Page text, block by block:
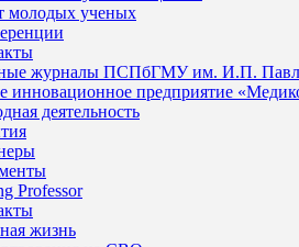
молодых ученых
журналы ПСПбГМУ им. И.П.
инновационное предприятие
деятельность
Professor
жизнь